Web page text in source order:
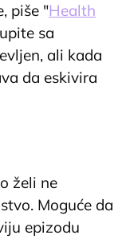
piše "Health
sa
ali kada
da eskivira
želi ne
Moguće da
epizodu